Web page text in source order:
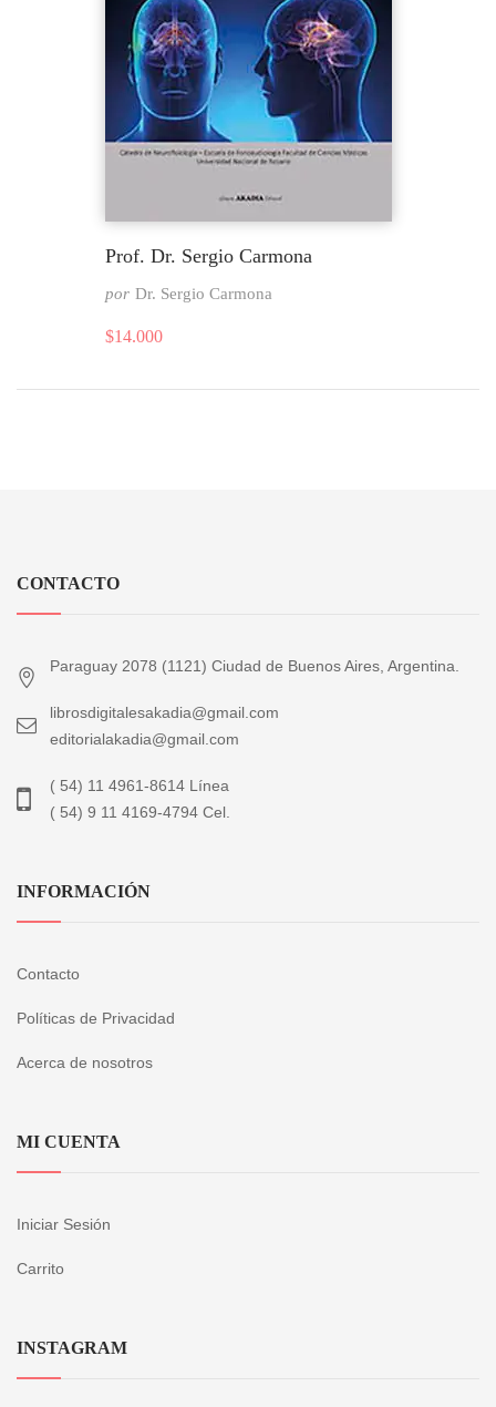
Prof. Dr. Sergio Carmona
por Dr. Sergio Carmona
$14.000
CONTACTO
Paraguay 2078 (1121) Ciudad de Buenos Aires, Argentina.
librosdigitalesakadia@gmail.com
editorialakadia@gmail.com
( 54) 11 4961-8614 Línea
( 54) 9 11 4169-4794 Cel.
INFORMACIÓN
Contacto
Políticas de Privacidad
Acerca de nosotros
MI CUENTA
Iniciar Sesión
Carrito
INSTAGRAM